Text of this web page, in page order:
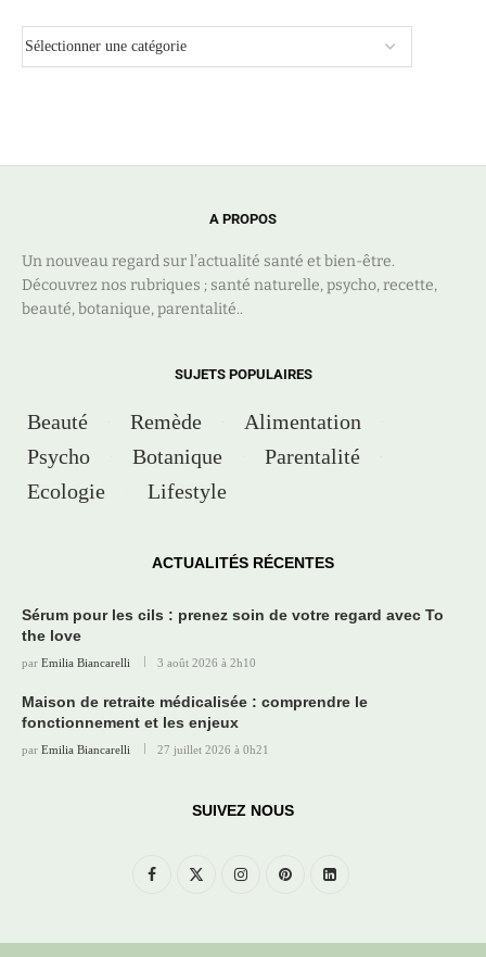
A PROPOS
Un nouveau regard sur l’actualité santé et bien-être.
Découvrez nos rubriques ; santé naturelle, psycho, recette,
beauté, botanique, parentalité..
SUJETS POPULAIRES
Beauté Remède
Alimentation
Psycho
Botanique
Parentalité
Ecologie
Lifestyle
ACTUALITÉS RÉCENTES
Sérum pour les cils : prenez soin de votre regard avec To
the love
par Emilia Biancarelli 3 août 2026 à 2h10
Maison de retraite médicalisée : comprendre le
fonctionnement et les enjeux
par Emilia Biancarelli 27 juillet 2026 à 0h21
SUIVEZ NOUS